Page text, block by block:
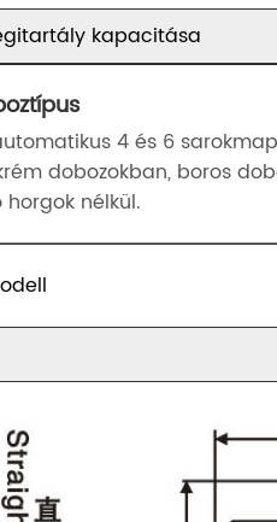
kapacitása
4 és 6
dobozokban, boros
horgok nélkül.